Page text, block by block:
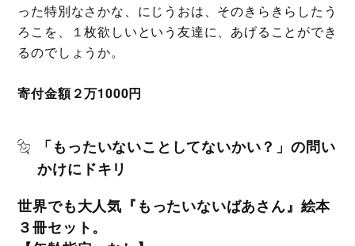
った特別なさかな、にじうおは、そのきらきらしたう
ろこを、１枚欲しいという友達に、あげることができ
るのでしょうか。
寄付金額２万1000円
「もったいないことしてないかい？」の問い
かけにドキリ
世界でも大人気『もったいないばあさん』絵本
３冊セット。